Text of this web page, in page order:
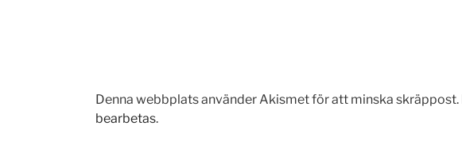
Denna webbplats använder Akismet för att minska skräppost.
bearbetas.